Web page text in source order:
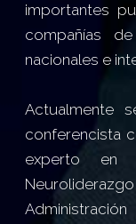
importantes
compañías
nacionales e
Actualmente
conferencista
experto en